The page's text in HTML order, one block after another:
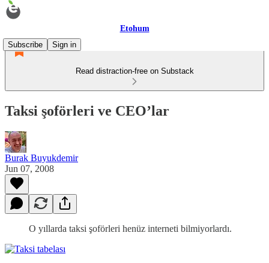
Etohum
Subscribe
Sign in
Read distraction-free on Substack
Taksi şoförleri ve CEO’lar
Burak Buyukdemir
Jun 07, 2008
O yıllarda taksi şoförleri henüz interneti bilmiyorlardı.